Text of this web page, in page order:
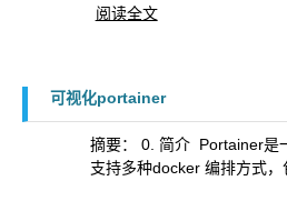
阅读全文
可视化portainer
摘要： 0. 简介 ​ Portainer是
支持多种docker 编排方式